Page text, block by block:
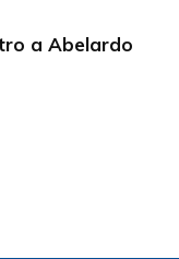
a Abelardo